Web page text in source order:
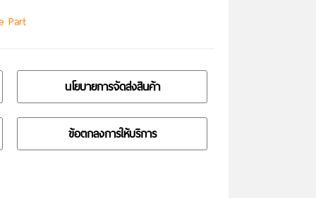
Part
นโยบายการจัดส่งสินค้า
ข้อตกลงการให้บริการ